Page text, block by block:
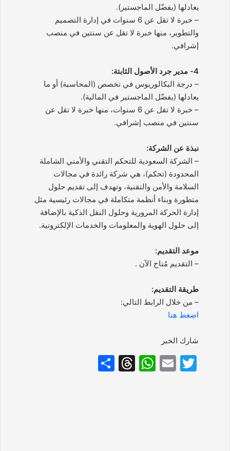
يعادلها (يفضّل الماجستير).
– خبرة لا تقل عن 6 سنوات في إدارة التصميم
والتطوير، منها خبرة لا تقل عن سنتين في منصب
إشرافي.
4- مدير جرد الأصول الثابتة:
– درجة البكالوريوس في تخصص (المحاسبة) أو ما
يعادلها (يفضّل الماجستير في المالية).
– خبرة لا تقل عن 6 سنوات، منها خبرة لا تقل عن
سنتين في منصب إشرافي.
نبذة عن الشركة:
– الشركة السعودية للتحكم التقني والأمني الشاملة
المحدودة (تحكم)، هي شركة رائدة في مجالات
السلامة والأمن والتقنية، وتهدف إلى تقديم حلول
متطورة وبناء أنظمة متكاملة في مجالات رئيسية مثل
إدارة الحركة المرورية وحلول النقل الذكية بالإضافة
إلى حلول الهوية والمعلومات والخدمات الإلكترونية.
موعد التقديم:
– التقديم مُتاح الآن .
طريقة التقديم:
– من خلال الرابط التالي:
اضغط هنا
شارك الخبر
T
E
W
T